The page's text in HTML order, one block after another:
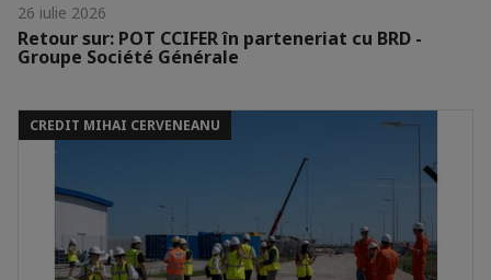
26 iulie 2026
Retour sur: POT CCIFER în parteneriat cu BRD -
Groupe Société Générale
CREDIT MIHAI CERVENEANU